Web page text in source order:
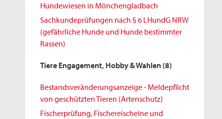
Hundewiesen in Mönchengladbach
Sachkundeprüfungen nach § 6 LHundG NRW
(gefährliche Hunde und Hunde bestimmter
Rassen)
Tiere Engagement, Hobby & Wahlen (8)
Bestandsveränderungsanzeige - Meldepflicht
von geschützten Tieren (Artenschutz)
Fischerprüfung, Fischereischeine und